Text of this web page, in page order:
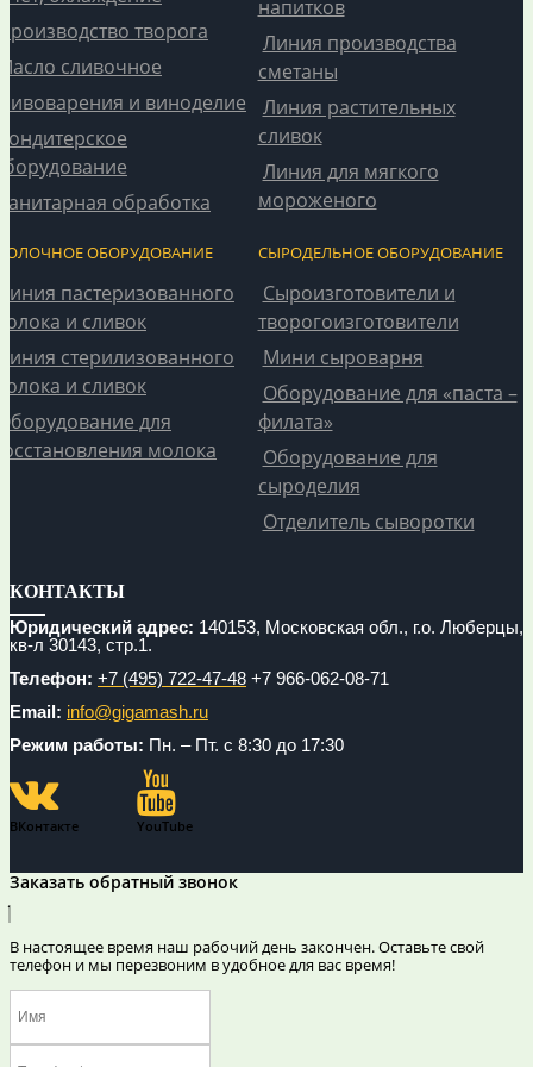
творога
сливочное
и виноделие
обработка
напитков
Линия производства
сметаны
Линия растительных
сливок
Линия для мягкого
мороженого
ОБОРУДОВАНИЕ
пастеризованного
и сливок
стерилизованного
и сливок
для
молока
СЫРОДЕЛЬНОЕ ОБОРУДОВАНИЕ
Сыроизготовители и
творогоизготовители
Мини сыроварня
Оборудование для «паста –
филата»
Оборудование для
сыроделия
Отделитель сыворотки
КОНТАКТЫ
Юридический адрес: 140153, Московская обл., г.о. Люберцы,
кв-л 30143, стр.1.
Телефон: +7 (495) 722-47-48 +7 966-062-08-71
Email: info@gigamash.ru
Режим работы: Пн. – Пт. с 8:30 до 17:30
ВКонтакте YouTube
Заказать обратный звонок
В настоящее время наш рабочий день закончен. Оставьте свой
телефон и мы перезвоним в удобное для вас время!